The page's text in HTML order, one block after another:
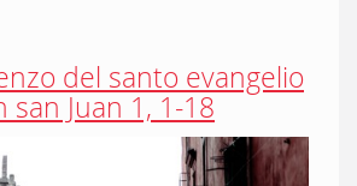
del santo evangelio
san Juan 1, 1-18